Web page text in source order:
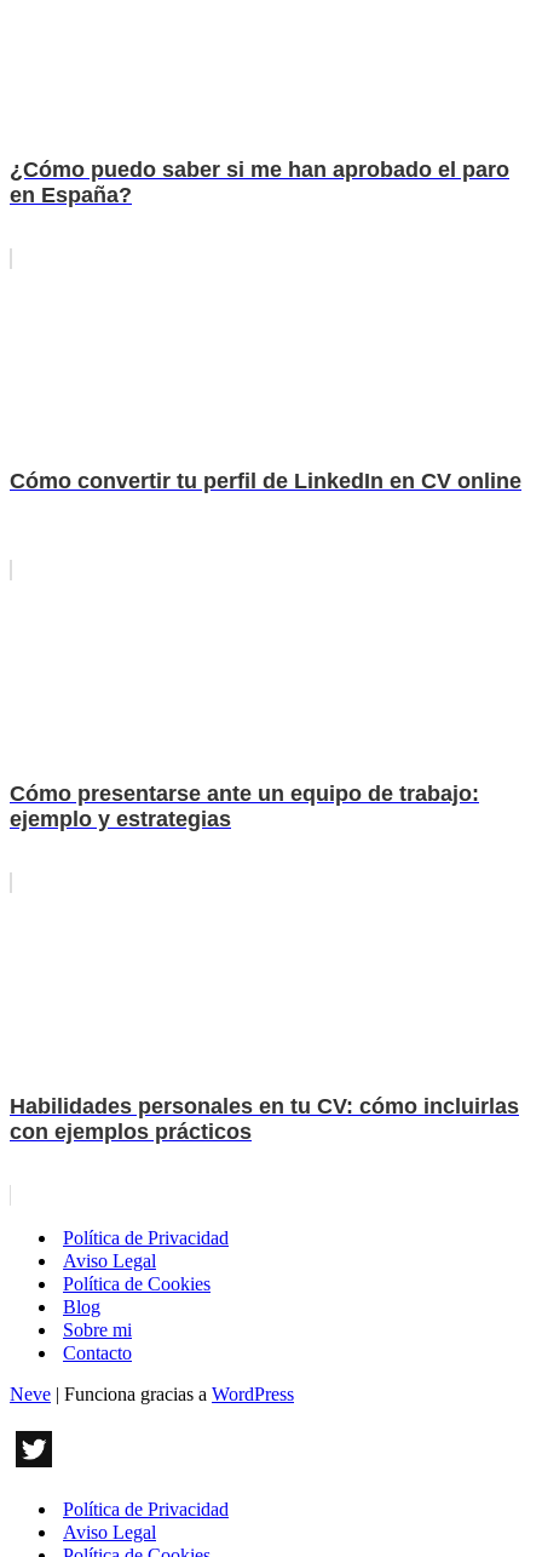
¿Cómo puedo saber si me han aprobado el paro
en España?
Cómo convertir tu perfil de LinkedIn en CV online
Cómo presentarse ante un equipo de trabajo:
ejemplo y estrategias
Habilidades personales en tu CV: cómo incluirlas
con ejemplos prácticos
Política de Privacidad
Aviso Legal
Política de Cookies
Blog
Sobre mi
Contacto
Neve | Funciona gracias a WordPress
Política de Privacidad
Aviso Legal